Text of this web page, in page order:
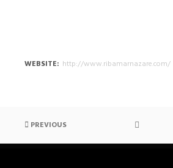
WEBSITE http://www.ribamarnazare.com/
PREVIOUS